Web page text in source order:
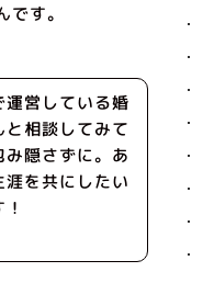
す。
営している婚
相談してみて
隠さずに。あ
を共にしたい